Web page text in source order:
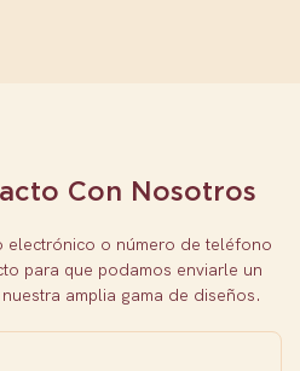
Con Nosotros
electrónico o número de teléfono
para que podamos enviarle un
amplia gama de diseños.